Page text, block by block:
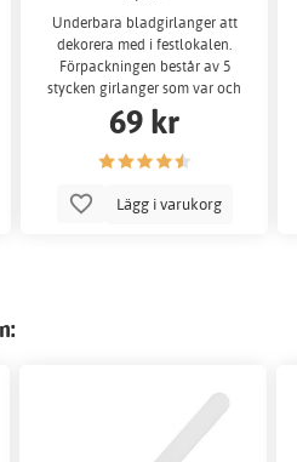
Underbara bladgirlanger att
dekorera med i festlokalen.
Förpackningen består av 5
stycken girlanger som var och
en är 2 meter lå
69 kr
Lägg i varukorg